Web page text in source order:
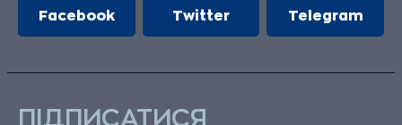
Facebook Twitter Telegram
ПІДПИСАТИСЯ